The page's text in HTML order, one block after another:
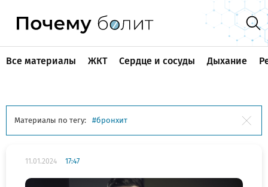
Все материалы ЖКТ Сердце и сосуды Дыхание
Материалы по тегу: бронхит
11.01.2024 17:47